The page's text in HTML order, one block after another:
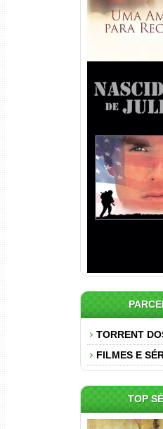
Nascido em
Torrent (1989)
Dual
TORRENT
FILMES E
TOP